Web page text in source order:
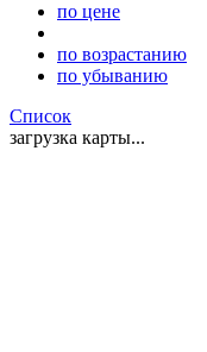
по цене
по возрастанию
по убыванию
Список
загрузка карты...